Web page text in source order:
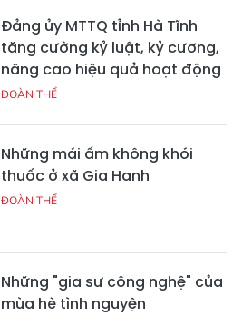
Đảng ủy MTTQ tỉnh Hà Tĩnh
tăng cường kỷ luật, kỷ cương,
nâng cao hiệu quả hoạt động
ĐOÀN THỂ
Những mái ấm không khói
thuốc ở xã Gia Hanh
ĐOÀN THỂ
Những "gia sư công nghệ" của
mùa hè tình nguyện